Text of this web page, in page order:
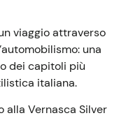
viaggio attraverso
una
dei capitoli più
italiana.
alla Vernasca Silver